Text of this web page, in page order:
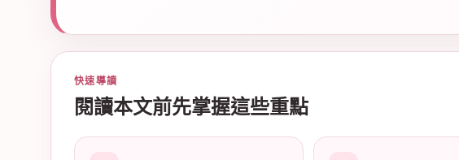
快速導讀
閱讀本文前先掌握這些重點